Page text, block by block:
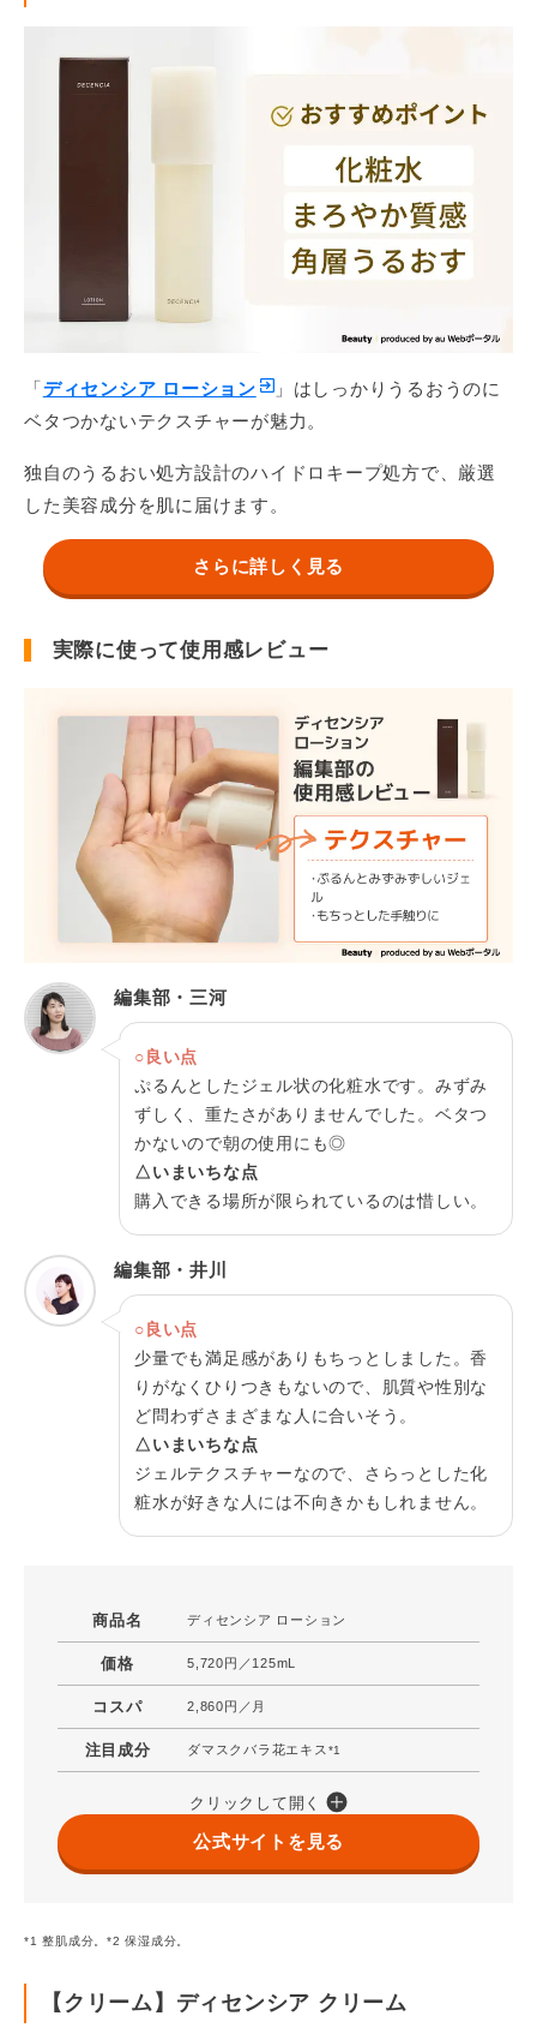
「ディセンシア ローション
」はしっかりうるおうのに
ベタつかないテクスチャーが魅力。
独自のうるおい処方設計のハイドロキープ処方で、厳選
した美容成分を肌に届けます。
さらに詳しく見る
実際に使って使用感レビュー
編集部・三河
○良い点
ぷるんとしたジェル状の化粧水です。みずみ
ずしく、重たさがありませんでした。ベタつ
かないので朝の使用にも◎
△いまいちな点
購入できる場所が限られているのは惜しい。
編集部・井川
○良い点
少量でも満足感がありもちっとしました。香
りがなくひりつきもないので、肌質や性別な
ど問わずさまざまな人に合いそう。
△いまいちな点
ジェルテクスチャーなので、さらっとした化
粧水が好きな人には不向きかもしれません。
商品名 ディセンシア ローション
価格 5,720円／125mL
コスパ 2,860円／月
注目成分 ダマスクバラ花エキス *1
クリックして開く
公式サイトを見る
*1 整肌成分。*2 保湿成分。
【クリーム】ディセンシア クリーム